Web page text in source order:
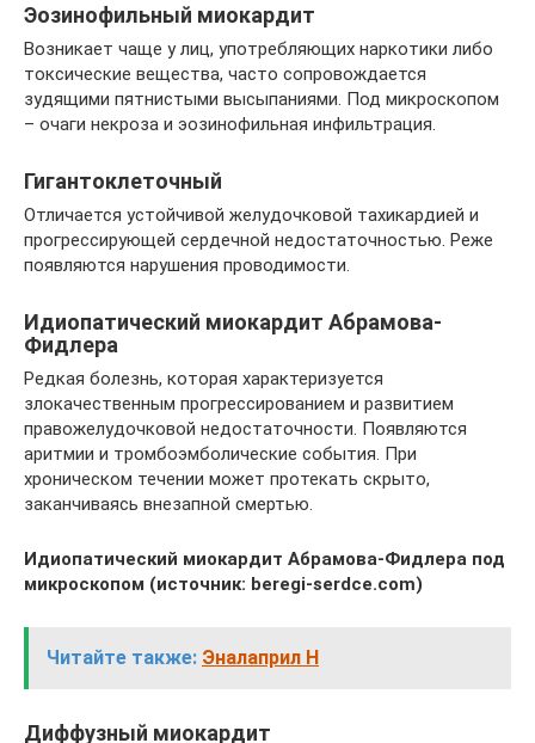
Эозинофильный миокардит
Возникает чаще у лиц, употребляющих наркотики либо
токсические вещества, часто сопровождается
зудящими пятнистыми высыпаниями. Под микроскопом
– очаги некроза и эозинофильная инфильтрация.
Гигантоклеточный
Отличается устойчивой желудочковой тахикардией и
прогрессирующей сердечной недостаточностью. Реже
появляются нарушения проводимости.
Идиопатический миокардит Абрамова-
Фидлера
Редкая болезнь, которая характеризуется
злокачественным прогрессированием и развитием
правожелудочковой недостаточности. Появляются
аритмии и тромбоэмболические события. При
хроническом течении может протекать скрыто,
заканчиваясь внезапной смертью.
Идиопатический миокардит Абрамова-Фидлера под
микроскопом (источник: beregi-serdce.com)
Читайте также: Эналаприл Н
Диффузный миокардит